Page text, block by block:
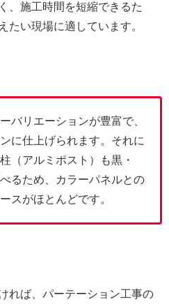
、施工時間を短縮できるた
たい現場に適しています。
バリエーションが豊富で、
に仕上げられます。それに
（アルミポスト）も黒・
るため、カラーパネルとの
スがほとんどです。
れば、パーテーション工事の